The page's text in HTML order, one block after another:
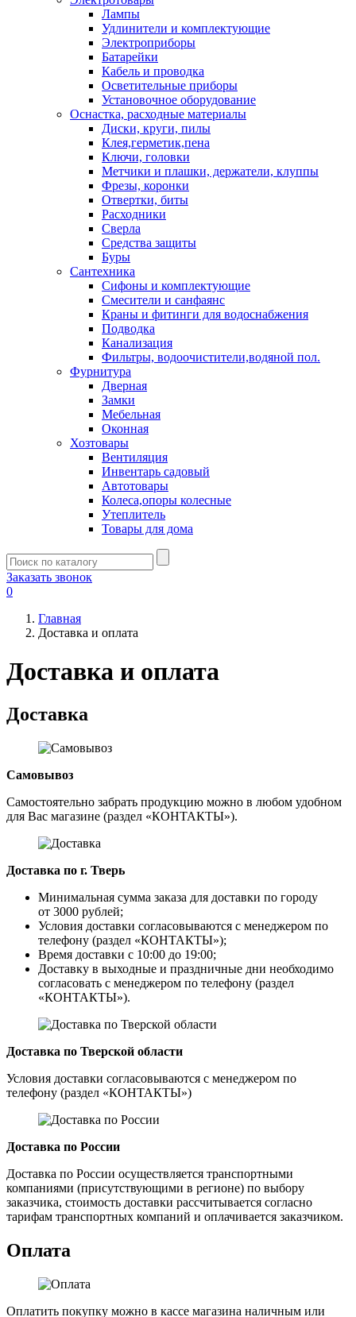
Лампы
Удлинители и комплектующие
Электроприборы
Батарейки
Кабель и проводка
Осветительные приборы
Установочное оборудование
Оснастка, расходные материалы
Диски, круги, пилы
Клея,герметик,пена
Ключи, головки
Метчики и плашки, держатели, клуппы
Фрезы, коронки
Отвертки, биты
Расходники
Сверла
Средства защиты
Буры
Сантехника
Сифоны и комплектующие
Смесители и санфаянс
Краны и фитинги для водоснабжения
Подводка
Канализация
Фильтры, водоочистители,водяной пол.
Фурнитура
Дверная
Замки
Мебельная
Оконная
Хозтовары
Вентиляция
Инвентарь садовый
Автотовары
Колеса,опоры колесные
Утеплитель
Товары для дома
Заказать звонок
0
Главная
Доставка и оплата
Доставка и оплата
Доставка
Самовывоз
Самостоятельно забрать продукцию можно в любом удобном
для Вас магазине (раздел «КОНТАКТЫ»).
Доставка по г. Тверь
Минимальная сумма заказа для доставки по городу
от 3000 рублей;
Условия доставки согласовываются с менеджером по
телефону (раздел «КОНТАКТЫ»);
Время доставки с 10:00 до 19:00;
Доставку в выходные и праздничные дни необходимо
согласовать с менеджером по телефону (раздел
«КОНТАКТЫ»).
Доставка по Тверской области
Условия доставки согласовываются с менеджером по
телефону (раздел «КОНТАКТЫ»)
Доставка по России
Доставка по России осуществляется транспортными
компаниями (присутствующими в регионе) по выбору
заказчика, стоимость доставки рассчитывается согласно
тарифам транспортных компаний и оплачивается заказчиком.
Оплата
Оплатить покупку можно в кассе магазина наличным или